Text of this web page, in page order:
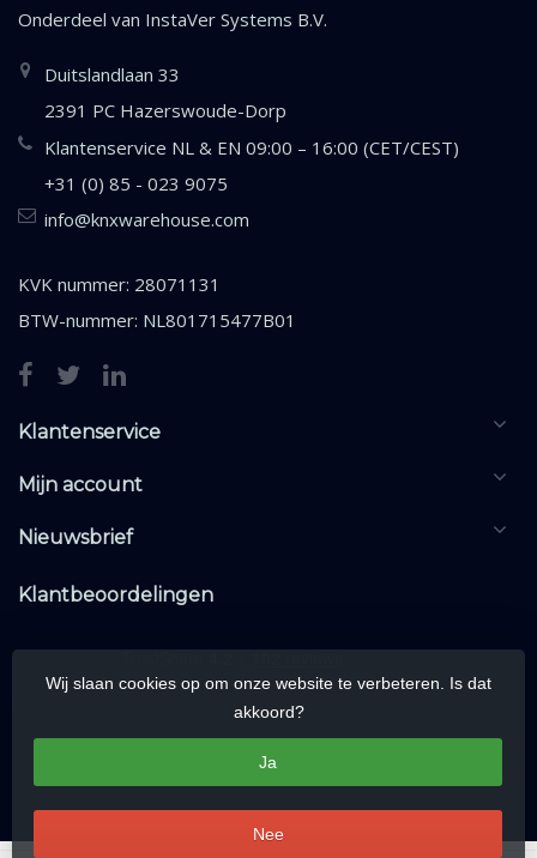
Onderdeel van InstaVer Systems B.V.
Duitslandlaan 33
2391 PC Hazerswoude-Dorp
Klantenservice NL & EN 09:00 – 16:00 (CET/CEST)
+31 (0) 85 - 023 9075
info@knxwarehouse.com
KVK nummer: 28071131
BTW-nummer: NL801715477B01
Klantenservice
Mijn account
Nieuwsbrief
Klantbeoordelingen
Wij slaan cookies op om onze website te verbeteren. Is dat
akkoord?
Ja
Nee